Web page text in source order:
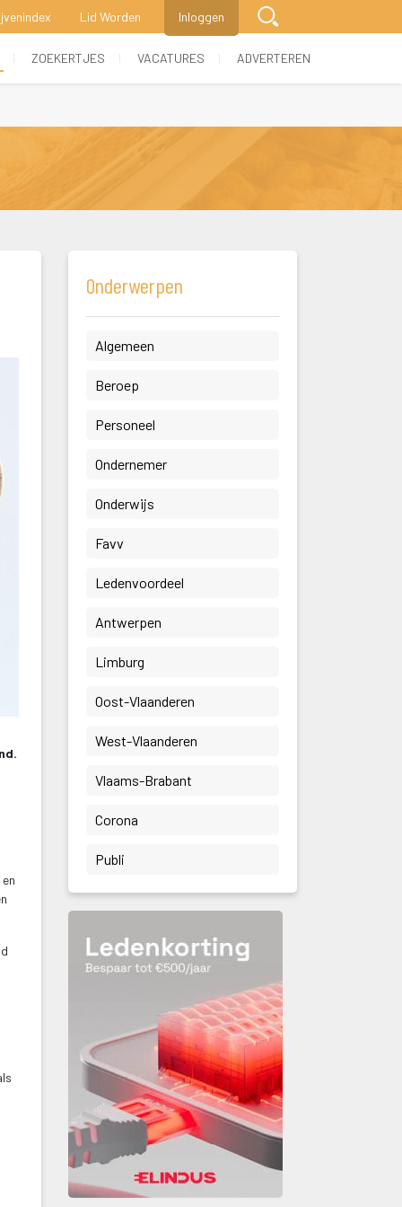
Lid Worden Inloggen
ZOEKERTJES VACATURES ADVERTEREN
Onderwerpen
Algemeen
Beroep
Personeel
Ondernemer
Onderwijs
Favv
Ledenvoordeel
Antwerpen
Limburg
Oost-Vlaanderen
West-Vlaanderen
Vlaams-Brabant
Corona
Publi